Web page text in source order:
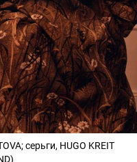
серьги, HUGO KREIT